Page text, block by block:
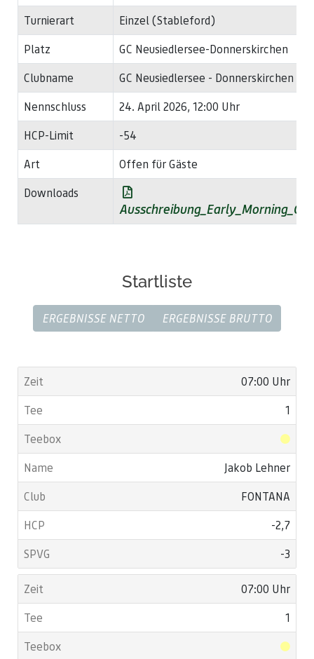
Turnierart
Einzel (Stableford)
Platz
GC Neusiedlersee-Donnerskirchen
Clubname
GC Neusiedlersee - Donnerskirchen
Nennschluss
24. April 2026, 12:00 Uhr
HCP-Limit
-54
Art
Offen für Gäste
Downloads
Startliste
ERGEBNISSE NETTO ERGEBNISSE BRUTTO
07:00 Uhr
1
Jakob Lehner
FONTANA
-2,7
-3
07:00 Uhr
1